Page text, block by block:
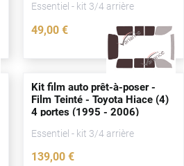
Essentiel - kit 3/4 arrière
49,00 €
Kit film auto prêt-à-poser -
Film Teinté - Toyota Hiace (4)
4portes (1995 - 2006)
Essentiel - kit 3/4 arrière
139,00 €